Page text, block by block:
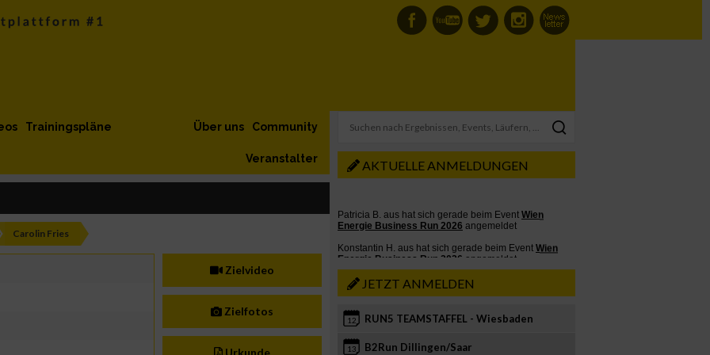
Trainingspläne Community
Über uns
Veranstalter
Carolin Fries
Zielvideo
Zielfotos
Urkunde
AKTUELLE ANMELDUNGEN
JETZT ANMELDEN
12 RUN5 TEAMSTAFFEL - Wiesbaden
13 B2Run Dillingen/Saar